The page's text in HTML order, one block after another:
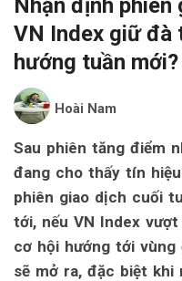
Nhận định
VN Index giữ đà
hướng tuần mới?
Hoài Nam
Sau phiên tăng điểm
đang cho thấy tín
phiên giao dịch cuối
tới, nếu VN Index
cơ hội hướng tới vùng
sẽ mở ra, đặc biệt khi